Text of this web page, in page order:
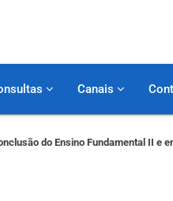
Canais
do Ensino Fundamental II e